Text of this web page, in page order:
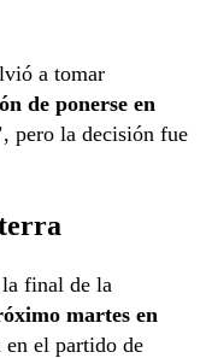
a tomar
de ponerse en
pero la decisión fue
final de la
martes en
en el partido de